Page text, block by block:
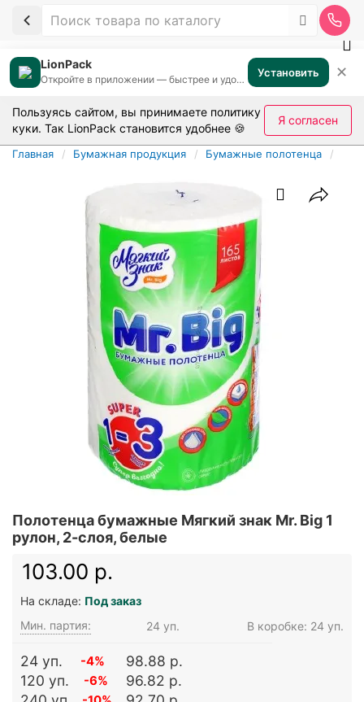
LionPack
Откройте в приложении — быстрее и удобнее Установить ✕
Пользуясь сайтом, вы принимаете политику
куки. Так LionPack становится удобнее 🍪
Я согласен
Главная Бумажная продукция Бумажные полотенца
Полотенца бумажные Мягкий знак Mr. Big 1
рулон, 2-слоя, белые
103.00 р.
На складе: Под заказ
Мин. партия:
24 уп. В коробке: 24 уп.
24 уп. -4%
98.88 р.
120 уп.
-6%
96.82 р.